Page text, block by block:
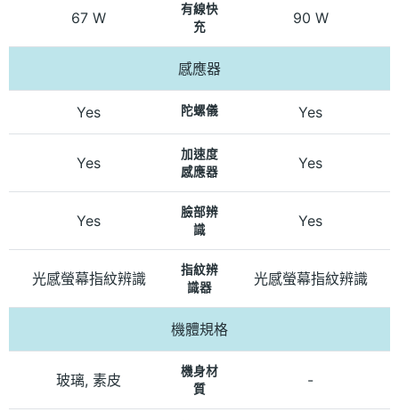
67 W
有線快
充
90 W
感應器
Yes 陀螺儀 Yes
Yes
加速度
感應器
Yes
Yes
臉部辨
識
Yes
光感螢幕指紋辨識
指紋辨
識器
光感螢幕指紋辨識
機體規格
玻璃, 素皮
機身材
質
-